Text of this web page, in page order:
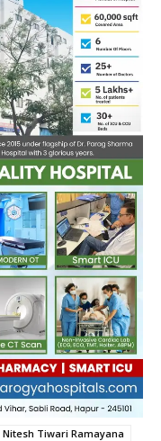
Nitesh Tiwari Ramayana